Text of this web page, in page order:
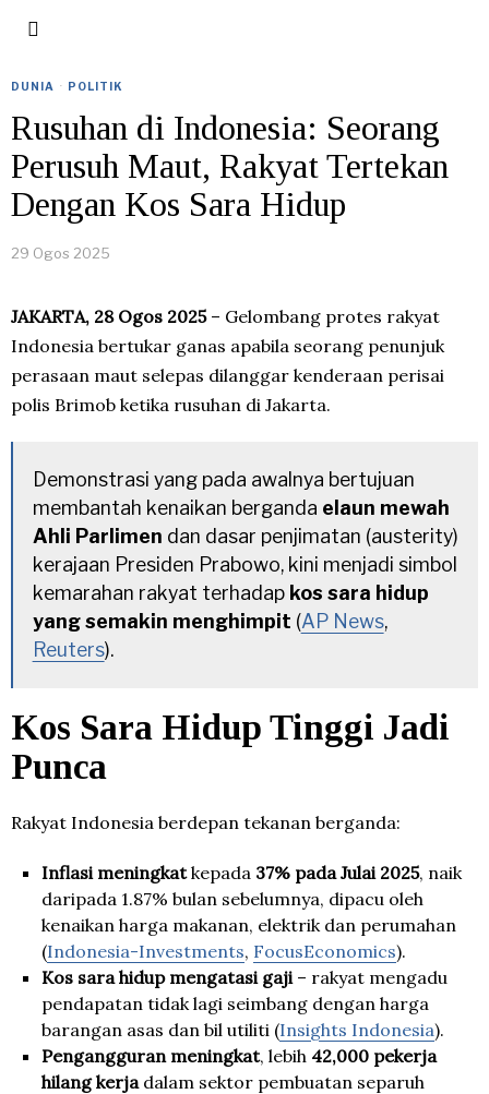
DUNIA · POLITIK
Rusuhan di Indonesia: Seorang
Perusuh Maut, Rakyat Tertekan
Dengan Kos Sara Hidup
29 Ogos 2025
JAKARTA, 28 Ogos 2025– Gelombang protes rakyat
Indonesia bertukar ganas apabila seorang penunjuk
perasaan maut selepas dilanggar kenderaan perisai
polis Brimob ketika rusuhan di Jakarta.
Demonstrasi yang pada awalnya bertujuan
membantah kenaikan berganda elaun mewah
Ahli Parlimen dan dasar penjimatan (austerity)
kerajaan Presiden Prabowo, kini menjadi simbol
kemarahan rakyat terhadap kos sara hidup
yang semakin menghimpit (AP News,
Reuters).
Kos Sara Hidup Tinggi Jadi
Punca
Rakyat Indonesia berdepan tekanan berganda:
Inflasi meningkatkepada 37% pada Julai 2025, naik
daripada 1.87% bulan sebelumnya, dipacu oleh
kenaikan harga makanan, elektrik dan perumahan
(Indonesia-Investments, FocusEconomics).
Kos sara hidup mengatasi gaji – rakyat mengadu
pendapatan tidak lagi seimbang dengan harga
barangan asas dan bil utiliti (Insights Indonesia).
Pengangguran meningkat, lebih 42,000 pekerja
hilang kerjadalam sektor pembuatan separuh